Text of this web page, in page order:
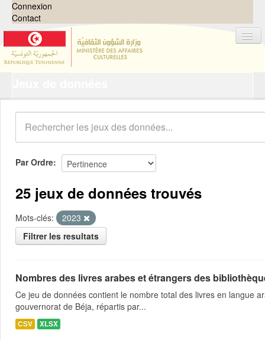
Connexion
Contact
Organisations
Groupes
Demandes 0
À propos
Par Ordre
25 jeux de données trouvés
Mots-clés:
2023
Filtrer les resultats
Nombres des livres arabes et étrangers des
Ce jeu de données contient le nombre total des livres en langue
gouvernorat de Béja, répartis par...
CSV XLSX